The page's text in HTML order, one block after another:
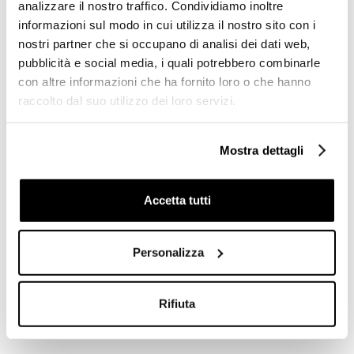
analizzare il nostro traffico. Condividiamo inoltre
informazioni sul modo in cui utilizza il nostro sito con i
nostri partner che si occupano di analisi dei dati web,
pubblicità e social media, i quali potrebbero combinarle
con altre informazioni che ha fornito loro o che hanno
raccolto dal suo utilizzo dei loro servizi.
Mostra dettagli
Accetta tutti
Personalizza
Rifiuta
56x48cm Aria Jaquar
Bianco con fissaggi
€ 224,48 € 69,90
retrò in ceramica bianca -
Arcade, Simas
€ 311,10 € 155,00
Lavabo angolare sospeso
stile classico bianco 54x54
cm - Palladio, Sbordoni
moderno antracite opaco
66x38 cm - Baden Baden,